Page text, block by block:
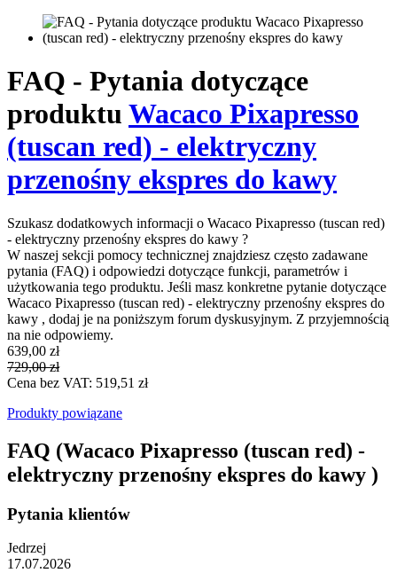
FAQ - Pytania dotyczące
produktu Wacaco Pixapresso
(tuscan red) - elektryczny
przenośny ekspres do kawy
Szukasz dodatkowych informacji o Wacaco Pixapresso (tuscan red)
- elektryczny przenośny ekspres do kawy ?
W naszej sekcji pomocy technicznej znajdziesz często zadawane
pytania (FAQ) i odpowiedzi dotyczące funkcji, parametrów i
użytkowania tego produktu. Jeśli masz konkretne pytanie dotyczące
Wacaco Pixapresso (tuscan red) - elektryczny przenośny ekspres do
kawy , dodaj je na poniższym forum dyskusyjnym. Z przyjemnością
na nie odpowiemy.
639,00 zł
729,00 zł
Cena bez VAT: 519,51 zł
Produkty powiązane
FAQ (Wacaco Pixapresso (tuscan red) -
elektryczny przenośny ekspres do kawy )
Pytania klientów
Jedrzej
17.07.2026